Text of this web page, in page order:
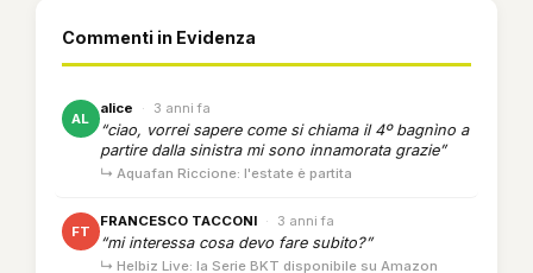
Commenti in Evidenza
AL
alice · 3 anni fa
“ciao, vorrei sapere come si chiama il 4º bagnìno a
partire dalla sinistra mi sono innamorata grazie”
↳ Aquafan Riccione: l'estate è partita
FT
FRANCESCO TACCONI · 3 anni fa
“mi interessa cosa devo fare subito?”
↳ Helbiz Live: la Serie BKT disponibile su Amazon